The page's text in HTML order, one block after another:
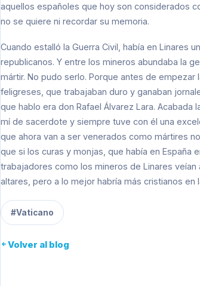
aquellos españoles que hoy son considerados
no se quiere ni recordar su memoria.
Cuando estalló la Guerra Civil, había en Linares
republicanos. Y entre los mineros abundaba la
mártir. No pudo serlo. Porque antes de
feligreses, que trabajaban duro y ganaban
que hablo era don Rafael Álvarez Lara.
mí de sacerdote y siempre tuve con él una
que ahora van a ser venerados como mártires
que si los curas y monjas, que había en
trabajadores como los mineros de Linares
altares, pero a lo mejor habría más cristianos
#Vaticano
Volver al blog